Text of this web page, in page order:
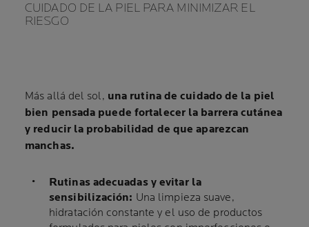
CUIDADO DE LA PIEL PARA MINIMIZAR EL
RIESGO
Más allá del sol, una rutina de cuidado de la piel
bien pensada puede fortalecer la barrera cutánea
y reducir la probabilidad de que aparezcan
manchas.
Rutinas adecuadas y evitar la
sensibilización: Una limpieza suave,
hidratación constante y el uso de productos